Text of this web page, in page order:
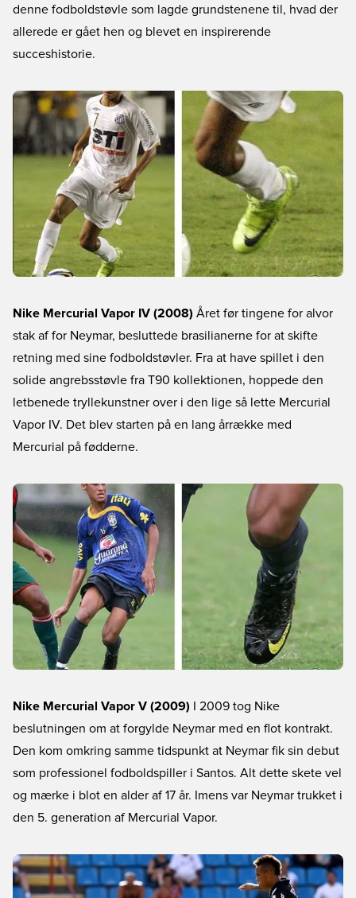
denne fodboldstøvle som lagde grundstenene til, hvad der
allerede er gået hen og blevet en inspirerende
succeshistorie.
Nike Mercurial Vapor IV (2008) Året før tingene for alvor
stak af for Neymar, besluttede brasilianerne for at skifte
retning med sine fodboldstøvler. Fra at have spillet i den
solide angrebsstøvle fra T90 kollektionen, hoppede den
letbenede tryllekunstner over i den lige så lette Mercurial
Vapor IV. Det blev starten på en lang årrække med
Mercurial på fødderne.
Nike Mercurial Vapor V (2009) I 2009 tog Nike
beslutningen om at forgylde Neymar med en flot kontrakt.
Den kom omkring samme tidspunkt at Neymar fik sin debut
som professionel fodboldspiller i Santos. Alt dette skete vel
og mærke i blot en alder af 17 år. Imens var Neymar trukket i
den 5. generation af Mercurial Vapor.